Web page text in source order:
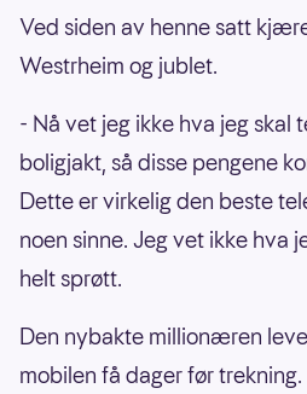
Ved siden av henne satt
Westrheim og jublet.
- Nå vet jeg ikke hva jeg skal
boligjakt, så disse pengene
Dette er virkelig den beste
noen sinne. Jeg vet ikke hva
helt sprøtt.
Den nybakte millionæren
mobilen få dager før trekning.